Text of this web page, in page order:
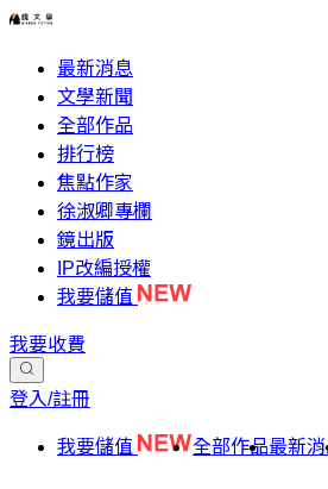
最新消息
文學新聞
全部作品
排行榜
焦點作家
徐淑卿專欄
鏡出版
IP改編授權
我要儲值
我要收費
登入/註冊
我要儲值 全部作品最新